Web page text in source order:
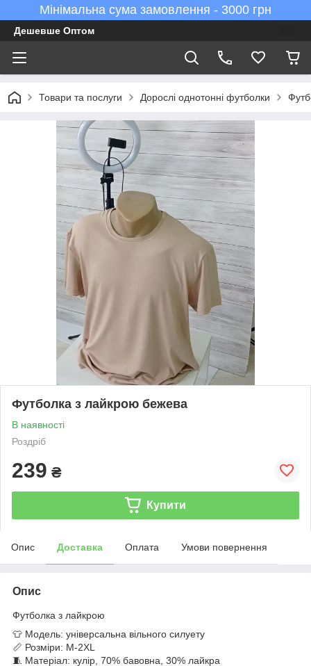
Мінімальна сума замовлення - 3000 грн
Дешевше Оптом
Товари та послуги Дорослі однотонні футболки
Футболка з лайкрою бежева
В наявності
Роздріб
239 ₴
Купити
Опис Доставка Оплата Умови повернення
Опис
Футболка з лайкрою
👕 Модель: універсальна вільного силуету
📏 Розміри: M-2XL
🧵 Матеріал: кулір, 70% бавовна, 30% лайкра